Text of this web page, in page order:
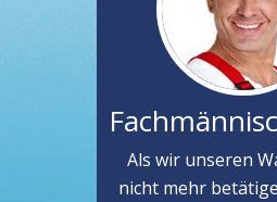
Als wir unseren
nicht mehr